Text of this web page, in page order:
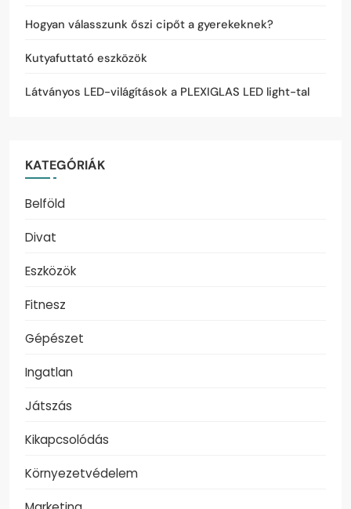
Hogyan válasszunk őszi cipőt a gyerekeknek?
Kutyafuttató eszközök
Látványos LED-világítások a PLEXIGLAS LED light-tal
KATEGÓRIÁK
Belföld
Divat
Eszközök
Fitnesz
Gépészet
Ingatlan
Játszás
Kikapcsolódás
Környezetvédelem